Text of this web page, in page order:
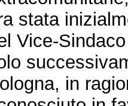
stata
Vice-
in